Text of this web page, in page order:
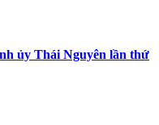
ủy Thái Nguyên lần thứ